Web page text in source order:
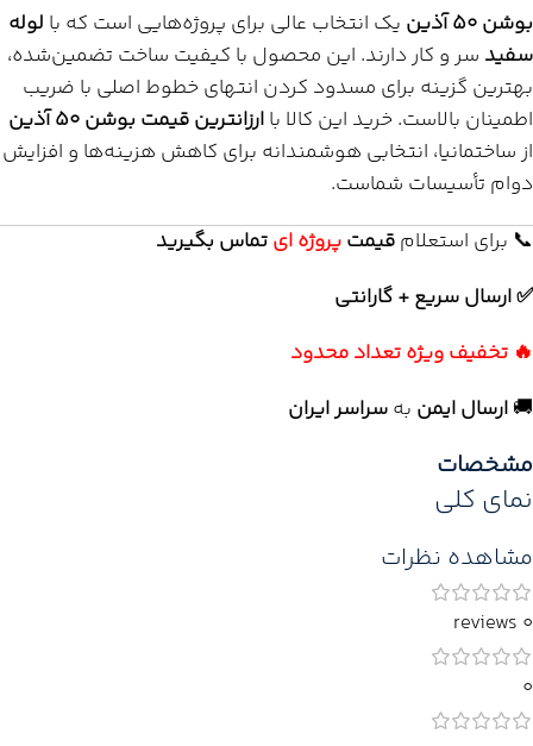
بوشن 50 آذین یک انتخاب عالی برای پروژه‌هایی است که با لوله
سفید سر و کار دارند. این محصول با کیفیت ساخت تضمین‌شده،
بهترین گزینه برای مسدود کردن انتهای خطوط اصلی با ضریب
اطمینان بالاست. خرید این کالا باارزانترین قیمت بوشن 50 آذین
از ساختمانیا، انتخابی هوشمندانه برای کاهش هزینه‌ها و افزایش
دوام تأسیسات شماست.
📞 برای استعلامقیمتپروژه ایتماس بگیرید
✅ ارسال سریع + گارانتی
🔥 تخفیف ویژه تعداد محدود
🚚ارسال ایمن بهسراسر ایران
مشخصات
نمای کلی
مشاهده نظرات
0 reviews
0